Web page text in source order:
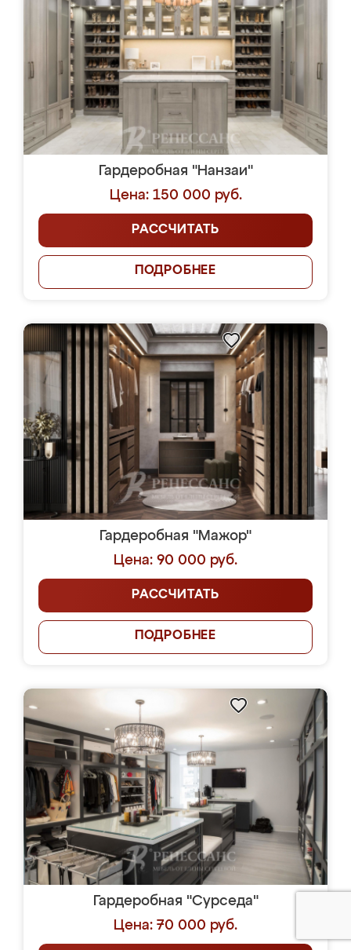
Гардеробная "Нанзаи"
Цена: 150 000 руб.
РАССЧИТАТЬ
ПОДРОБНЕЕ
Гардеробная "Мажор"
Цена: 90 000 руб.
РАССЧИТАТЬ
ПОДРОБНЕЕ
Гардеробная "Сурседа"
Цена: 70 000 руб.